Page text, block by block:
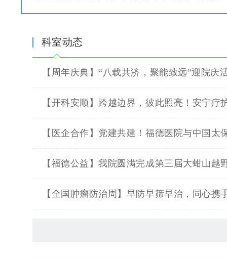
科室动态
【周年庆典】“八载共济，聚能致远”迎院庆
【开科安顺】跨越边界，彼此照亮！安宁疗
【医企合作】党建共建！福德医院与中国
【福德公益】我院圆满完成第三届大蚶山越
【全国肿瘤防治周】早防早筛早治，同心携